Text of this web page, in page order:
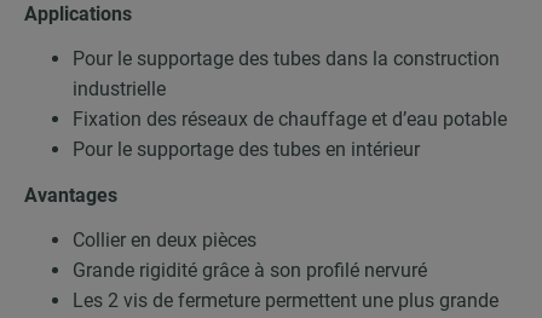
Applications
Pour le supportage des tubes dans la construction
industrielle
Fixation des réseaux de chauffage et d’eau potable
Pour le supportage des tubes en intérieur
Avantages
Collier en deux pièces
Grande rigidité grâce à son profilé nervuré
Les 2 vis de fermeture permettent une plus grande